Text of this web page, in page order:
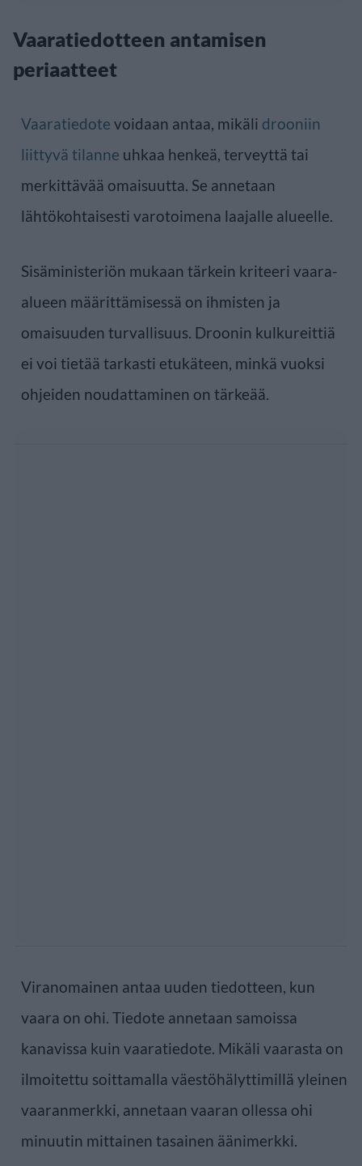
Vaaratiedotteen antamisen
periaatteet
Vaaratiedote voidaan antaa, mikäli drooniin
liittyvä tilanne uhkaa henkeä, terveyttä tai
merkittävää omaisuutta. Se annetaan
lähtökohtaisesti varotoimena laajalle alueelle.
Sisäministeriön mukaan tärkein kriteeri vaara-
alueen määrittämisessä on ihmisten ja
omaisuuden turvallisuus. Droonin kulkureittiä
ei voi tietää tarkasti etukäteen, minkä vuoksi
ohjeiden noudattaminen on tärkeää.
Viranomainen antaa uuden tiedotteen, kun
vaara on ohi. Tiedote annetaan samoissa
kanavissa kuin vaaratiedote. Mikäli vaarasta on
ilmoitettu soittamalla väestöhälyttimillä yleinen
vaaranmerkki, annetaan vaaran ollessa ohi
minuutin mittainen tasainen äänimerkki.